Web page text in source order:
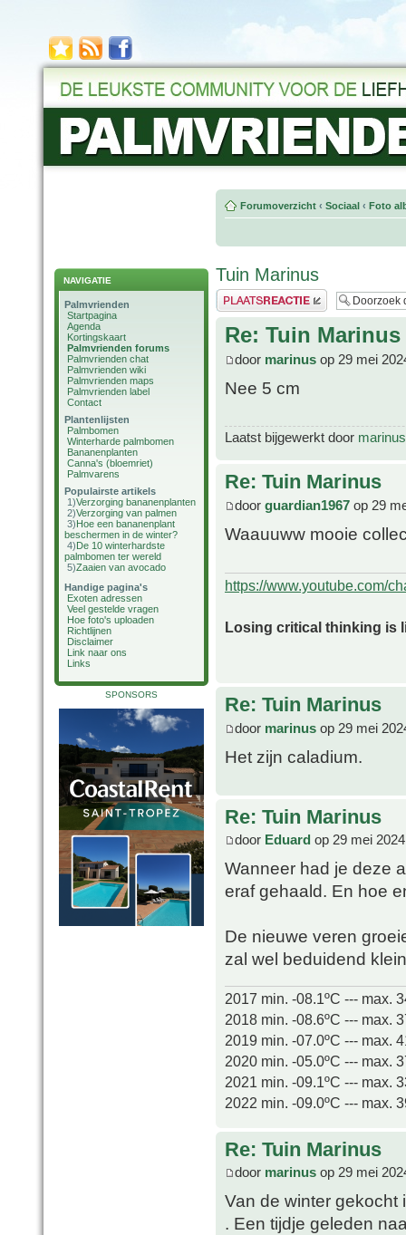
NAVIGATIE
Palmvrienden
Startpagina
Agenda
Kortingskaart
Palmvrienden forums
Palmvrienden chat
Palmvrienden wiki
Palmvrienden maps
Palmvrienden label
Contact
Plantenlijsten
Palmbomen
Winterharde palmbomen
Bananenplanten
Canna's (bloemriet)
Palmvarens
Populairste artikels
1)Verzorging bananenplanten
2)Verzorging van palmen
3)Hoe een bananenplant
beschermen in de winter?
4)De 10 winterhardste
palmbomen ter wereld
5)Zaaien van avocado
Handige pagina's
Exoten adressen
Veel gestelde vragen
Hoe foto's uploaden
Richtlijnen
Disclaimer
Link naar ons
Links
SPONSORS
Forumoverzicht ‹ Sociaal ‹ Foto
Tuin Marinus
Plaats een reactie
Re: Tuin Marinus
door marinus op 29 mei
Nee 5 cm
Laatst bijgewerkt door marinus
Re: Tuin Marinus
door guardian1967 op 29
Waauuww mooie
https://www.youtube.com/
Losing critical thinking is
Re: Tuin Marinus
door marinus op 29 mei
Het zijn caladium.
Re: Tuin Marinus
door Eduard op 29 mei
Wanneer had je deze
eraf gehaald. En hoe
De nieuwe veren
zal wel beduidend
2017 min. -08.1ºC --- max.
2018 min. -08.6ºC --- max.
2019 min. -07.0ºC --- max.
2020 min. -05.0ºC --- max.
2021 min. -09.1ºC --- max.
2022 min. -09.0ºC --- max.
Re: Tuin Marinus
door marinus op 29 mei
Van de winter
. Een tijdje geleden